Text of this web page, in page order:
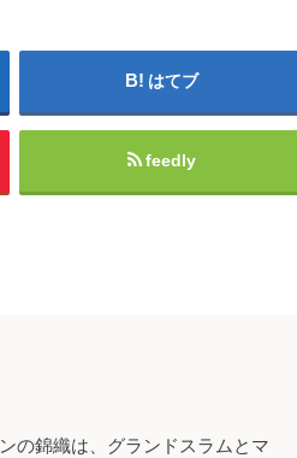
はてブ
feedly
の錦織は、グランドスラムとマ